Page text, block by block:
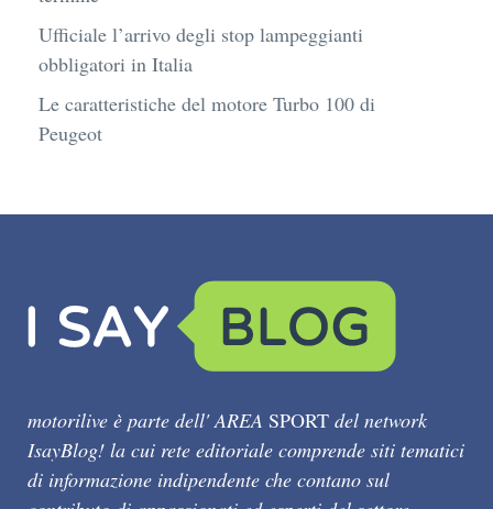
Ufficiale l’arrivo degli stop lampeggianti
obbligatori in Italia
Le caratteristiche del motore Turbo 100 di
Peugeot
motorilive è parte dell' AREA SPORT del network
IsayBlog! la cui rete editoriale comprende siti tematici
di informazione indipendente che contano sul